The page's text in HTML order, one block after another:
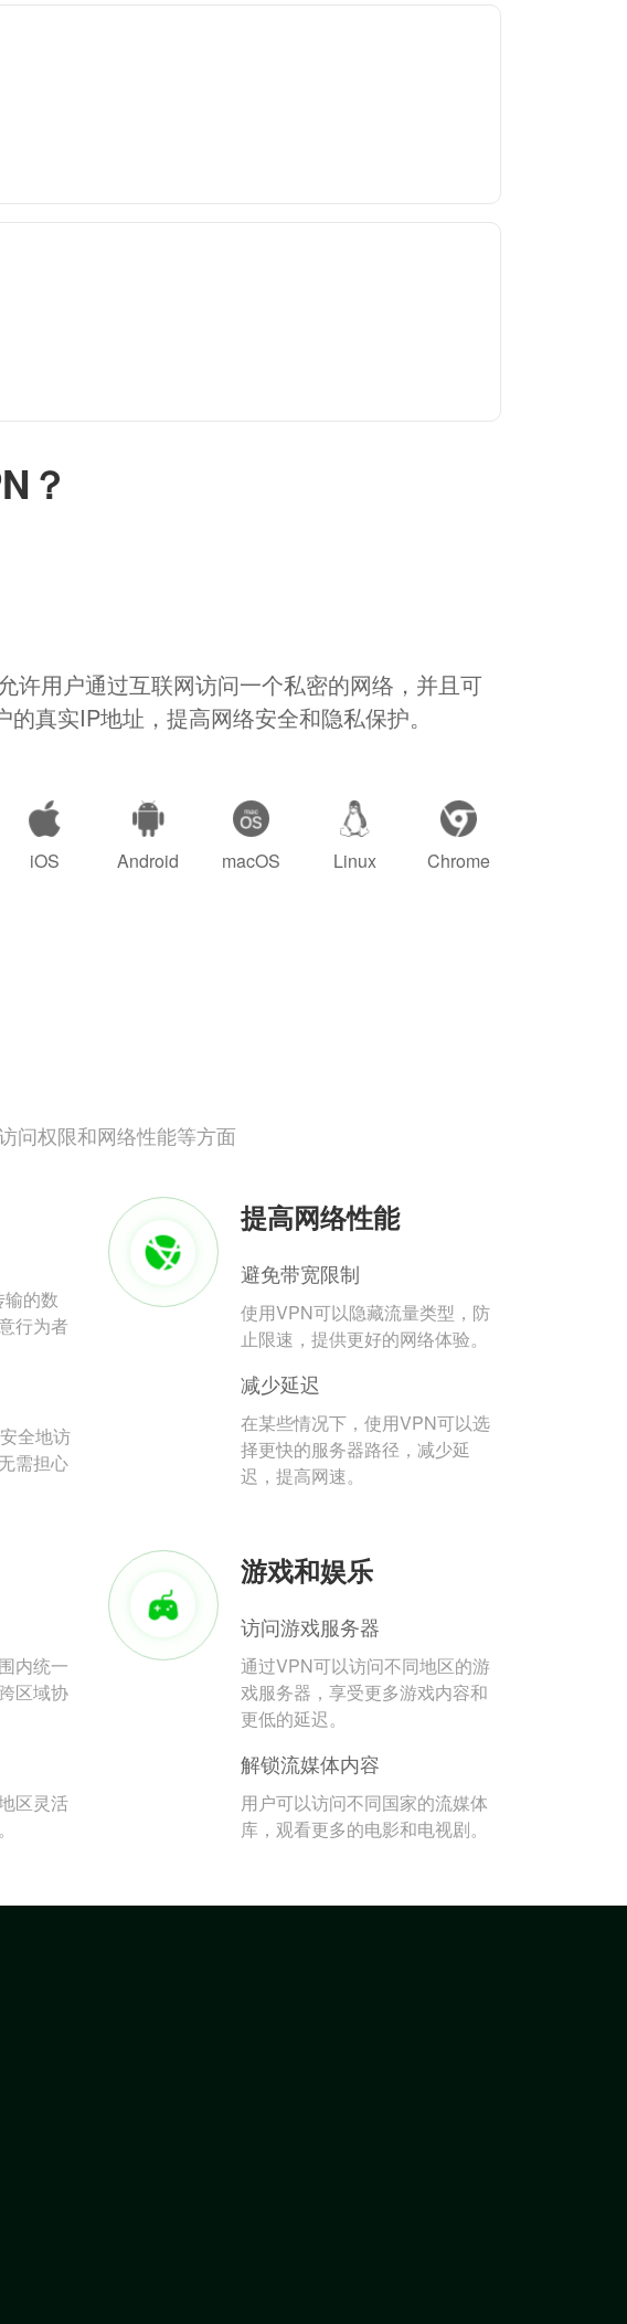
？
许用户通过互联网访问一个私密的网络，并且可
的真实IP地址，提高网络安全和隐私保护。
iOS Android macOS Linux Chrome
问权限和网络性能等方面
的数
行为者
全地访
需担心
提高网络性能
避免带宽限制
使用VPN可以隐藏流量类型，防
止限速，提供更好的网络体验。
减少延迟
在某些情况下，使用VPN可以选
择更快的服务器路径，减少延
迟，提高网速。
内统一
区域协
区灵活
游戏和娱乐
访问游戏服务器
通过VPN可以访问不同地区的游
戏服务器，享受更多游戏内容和
更低的延迟。
解锁流媒体内容
用户可以访问不同国家的流媒体
库，观看更多的电影和电视剧。